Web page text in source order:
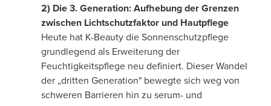
2) Die 3. Generation: Aufhebung der Grenzen
zwischen Lichtschutzfaktor und Hautpflege
Heute hat K-Beauty die Sonnenschutzpflege
grundlegend als Erweiterung der
Feuchtigkeitspflege neu definiert. Dieser Wandel
der „dritten Generation" bewegte sich weg von
schweren Barrieren hin zu serum- und